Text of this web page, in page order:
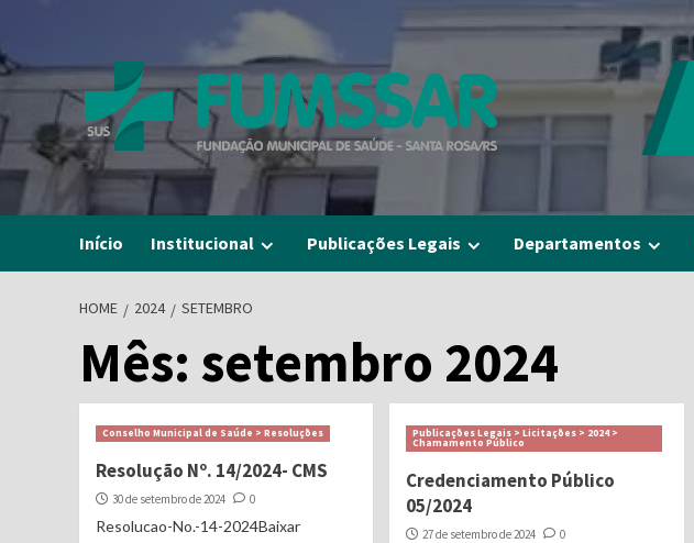
content
Início Institucional Publicações Legais Departamentos
HOME 2024 SETEMBRO
Mês: setembro 2024
Conselho Municipal de Saúde > Resoluções
Resolução Nº. 14/2024- CMS
30 de setembro de 2024 0
Resolucao-No.-14-2024Baixar
Publicações Legais > Licitações > 2024 >
Chamamento Público
Credenciamento Público
05/2024
27 de setembro de 2024 0